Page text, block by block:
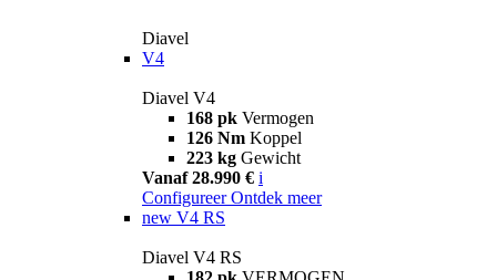
Diavel
V4
Diavel V4
168 pk Vermogen
126 Nm Koppel
223 kg Gewicht
Vanaf 28.990 € i
Configureer Ontdek meer
new V4 RS
Diavel V4 RS